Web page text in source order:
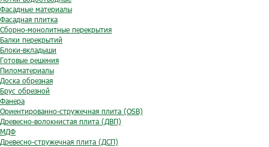
Фасадные материалы
Фасадная плитка
Сборно-монолитные перекрытия
Балки перекрытий
Блоки-вкладыши
Готовые решения
Пиломатериалы
Доска обрезная
Брус обрезной
Фанера
Ориентированно-стружечная плита (OSB)
Древесно-волокнистая плита (ДВП)
МДФ
Древесно-стружечная плита (ДСП)